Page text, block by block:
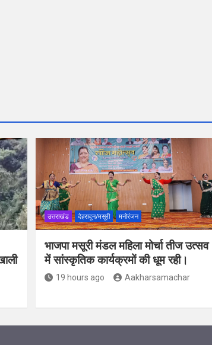
उत्तराखंड देहरादून/मसूरी मनोरंजन
भाजपा मसूरी मंडल महिला मोर्चा तीज उत्सव
में सांस्कृतिक कार्यक्रमों की धूम रही।
19 hours ago Aakharsamachar